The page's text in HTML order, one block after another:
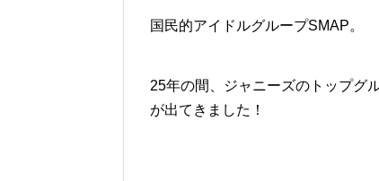
国民的アイドルグループSMAP。
25年の間、ジャニーズのトップグ
が出てきました！